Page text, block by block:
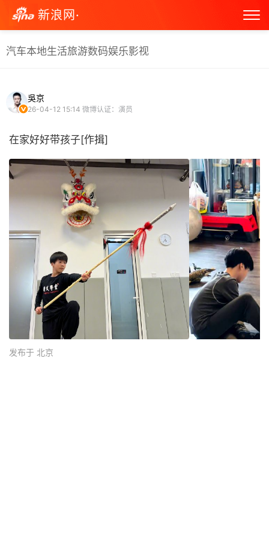
新浪网·
汽车本地生活旅游数码娱乐影视
吳京
26-04-12 15:14 微博认证：演员
在家好好带孩子[作揖] ​
发布于 北京